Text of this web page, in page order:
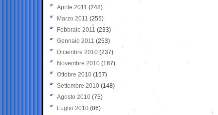
Aprile 2011 (248)
Marzo 2011 (255)
Febbraio 2011 (233)
Gennaio 2011 (253)
Dicembre 2010 (237)
Novembre 2010 (187)
Ottobre 2010 (157)
Settembre 2010 (148)
Agosto 2010 (75)
Luglio 2010 (86)